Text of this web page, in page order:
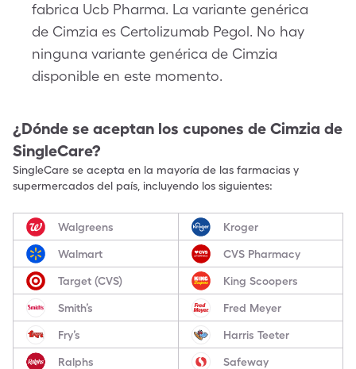
fabrica Ucb Pharma. La variante genérica
de Cimzia es Certolizumab Pegol. No hay
ninguna variante genérica de Cimzia
disponible en este momento.
¿Dónde se aceptan los cupones de Cimzia de
SingleCare?
SingleCare se acepta en la mayoría de las farmacias y
supermercados del país, incluyendo los siguientes:
Walgreens Kroger
Walmart CVS Pharmacy
Target (CVS) King Scoopers
Smith’s Fred Meyer
Fry’s Harris Teeter
Ralphs Safeway